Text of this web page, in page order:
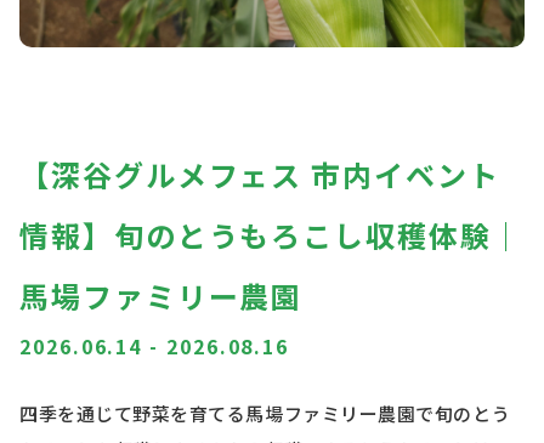
【深谷グルメフェス 市内イベント
情報】旬のとうもろこし収穫体験｜
馬場ファミリー農園
2026.06.14 - 2026.08.16
四季を通じて野菜を育てる馬場ファミリー農園で旬のとう